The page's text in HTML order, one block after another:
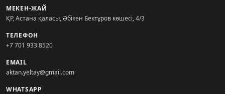
МЕКЕН-ЖАЙ
ҚР, Астана қаласы, Әбікен Бектұров көшесі, 4/3
ТЕЛЕФОН
+7 701 933 8520
EMAIL
aktan.yeltay@gmail.com
WHATSAPP